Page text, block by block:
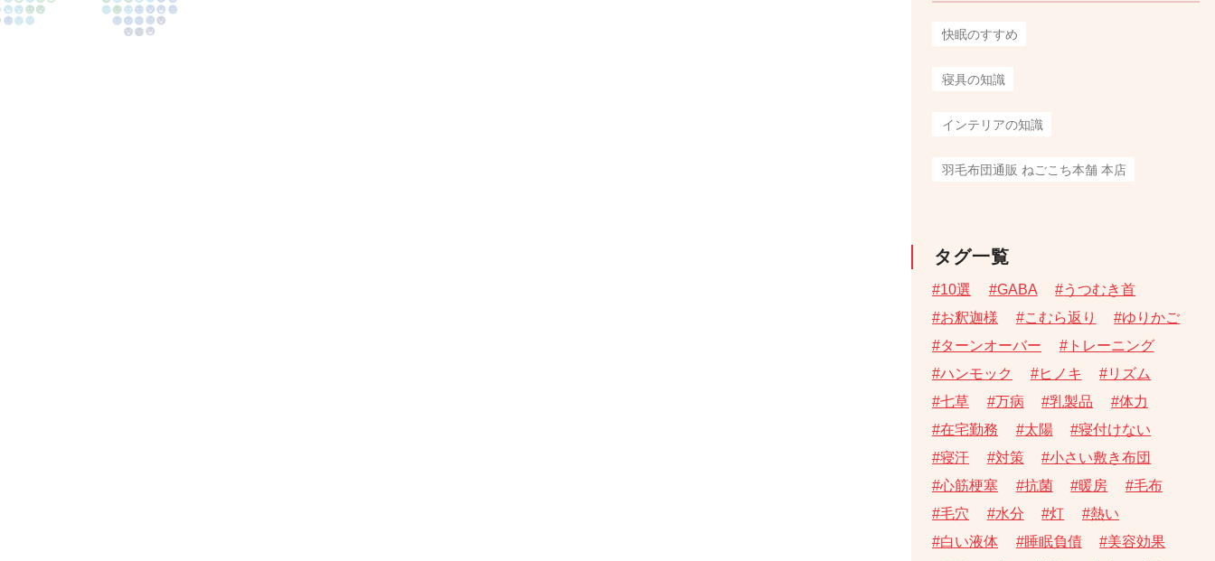
快眠のすすめ
寝具の知識
インテリアの知識
羽毛布団通販 ねごこち本舗 本店
タグ一覧
10選 GABA
うつむき首
お釈迦様
こむら返り
ゆりかご
ターンオーバー
トレーニング
ハンモック
ヒノキ
リズム
七草
万病 乳製品
体力
在宅勤務
太陽
寝付けない
寝汗
対策
小さい敷き布団
心筋梗塞
抗菌 暖房
毛布
毛穴
水分 灯
熱い
白い液体
睡眠負債
美容効果